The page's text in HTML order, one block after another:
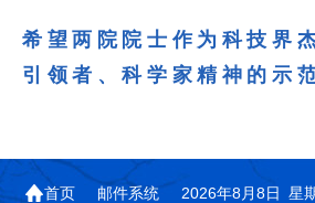
希望两院院士作为科技界
引领者、科学家精神的示
首页 邮件系统 2026年8月8日 星